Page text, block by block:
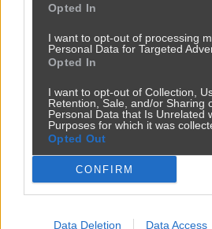
Opted In
I want to opt-out of processing
Personal Data for Targeted
Opted In
I want to opt-out of Collection,
Retention, Sale, and/or Sharing
Personal Data that Is Unrelated
Purposes for which it was
Opted Out
CONFIRM
Data Deletion Data Access
Kiedy spalisz żonie jej
Kategoria: 📦Inne
0 9